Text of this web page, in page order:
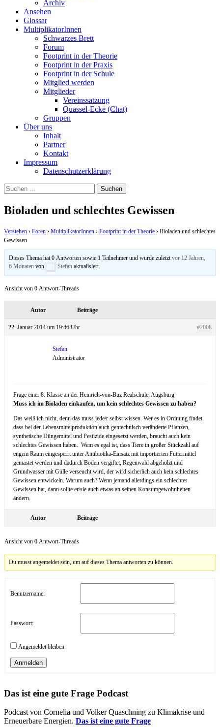
Archiv
Ansehen
Glossar
MultiplikatorInnen
Schwarzes Brett
Forum
Footprint in der Theorie
Footprint in der Praxis
Footprint in der Schule
Mitglied werden
Mitglieder
Vereinssatzung
Quassel-Ecke (Chat)
Gruppen
Über uns
Inhalt
Partner
Kontakt
Impressum
Datenschutzerklärung
Suchen
nach:
Bioladen und schlechtes Gewissen
Verstehen › Foren › MultiplikatorInnen › Footprint in der Theorie › Bioladen und schlechtes
Gewissen
Dieses Thema hat 0 Antworten sowie 1 Teilnehmer und wurde zuletztvor 12 Jahren,
6 Monaten von Stefan aktualisiert.
Ansicht von 0 Antwort-Threads
Autor Beiträge
22. Januar 2014 um 19:46 Uhr #2008
Stefan
Administrator
Frage einer 8. Klasse an der Heinrich-von-Buz Realschule, Augsburg
Muss ich im Bioladen einkaufen, um kein schlechtes Gewissen zu haben?
Das weiß ich nicht, denn das muss jede/r selbst wissen. Wer es in Ordnung findet,
dass bei der Lebensmittelproduktion auch gentechnisch veränderte Pflanzen,
synthetische Düngemittel und Pestizide eingesetzt werden, braucht auch kein
schlechtes Gewissen haben. Wem es egal ist, dass Tiere in großer Stückzahl auf
engem Raum eingesperrt unter Antibiotika-Einsatz mit importierten Futtermittel
gemästet werden und dadurch Böden vergiftet, Regenwald abgeholzt und
Grundwasser mit Gülle verseucht wird, der wird sicherlich auch kein schlechtes
Gewissen entwickeln. Warum auch? Wenn jemand allerdings ein schlechtes
Gewissen hat, dann sollte er/sie auch etwas an seinen Konsumgewohnheiten
ändern.
Autor Beiträge
Ansicht von 0 Antwort-Threads
Du musst angemeldet sein, um auf dieses Thema antworten zu können.
Benutzername:
Passwort:
Angemeldet bleiben
Anmelden
Das ist eine gute Frage Podcast
Podcast von Cornelia und Volker Quaschning zu Klimakrise und
Erneuerbare Energien. Das ist eine gute Frage